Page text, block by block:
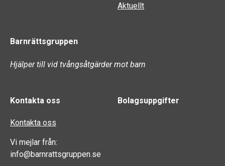
Aktuellt
Barnrättsgruppen
Hjälper till vid tvångsåtgärder mot barn
Kontakta oss
Kontakta oss
Vi mejlar från:
info@barnrattsgruppen.se
Bolagsuppgifter